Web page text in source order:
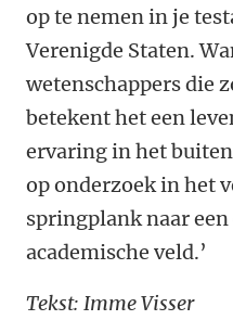
op te nemen in je
Verenigde Staten.
wetenschappers die
betekent het een
ervaring in het
op onderzoek in het
springplank naar
academische veld.’
Tekst: Imme Visser